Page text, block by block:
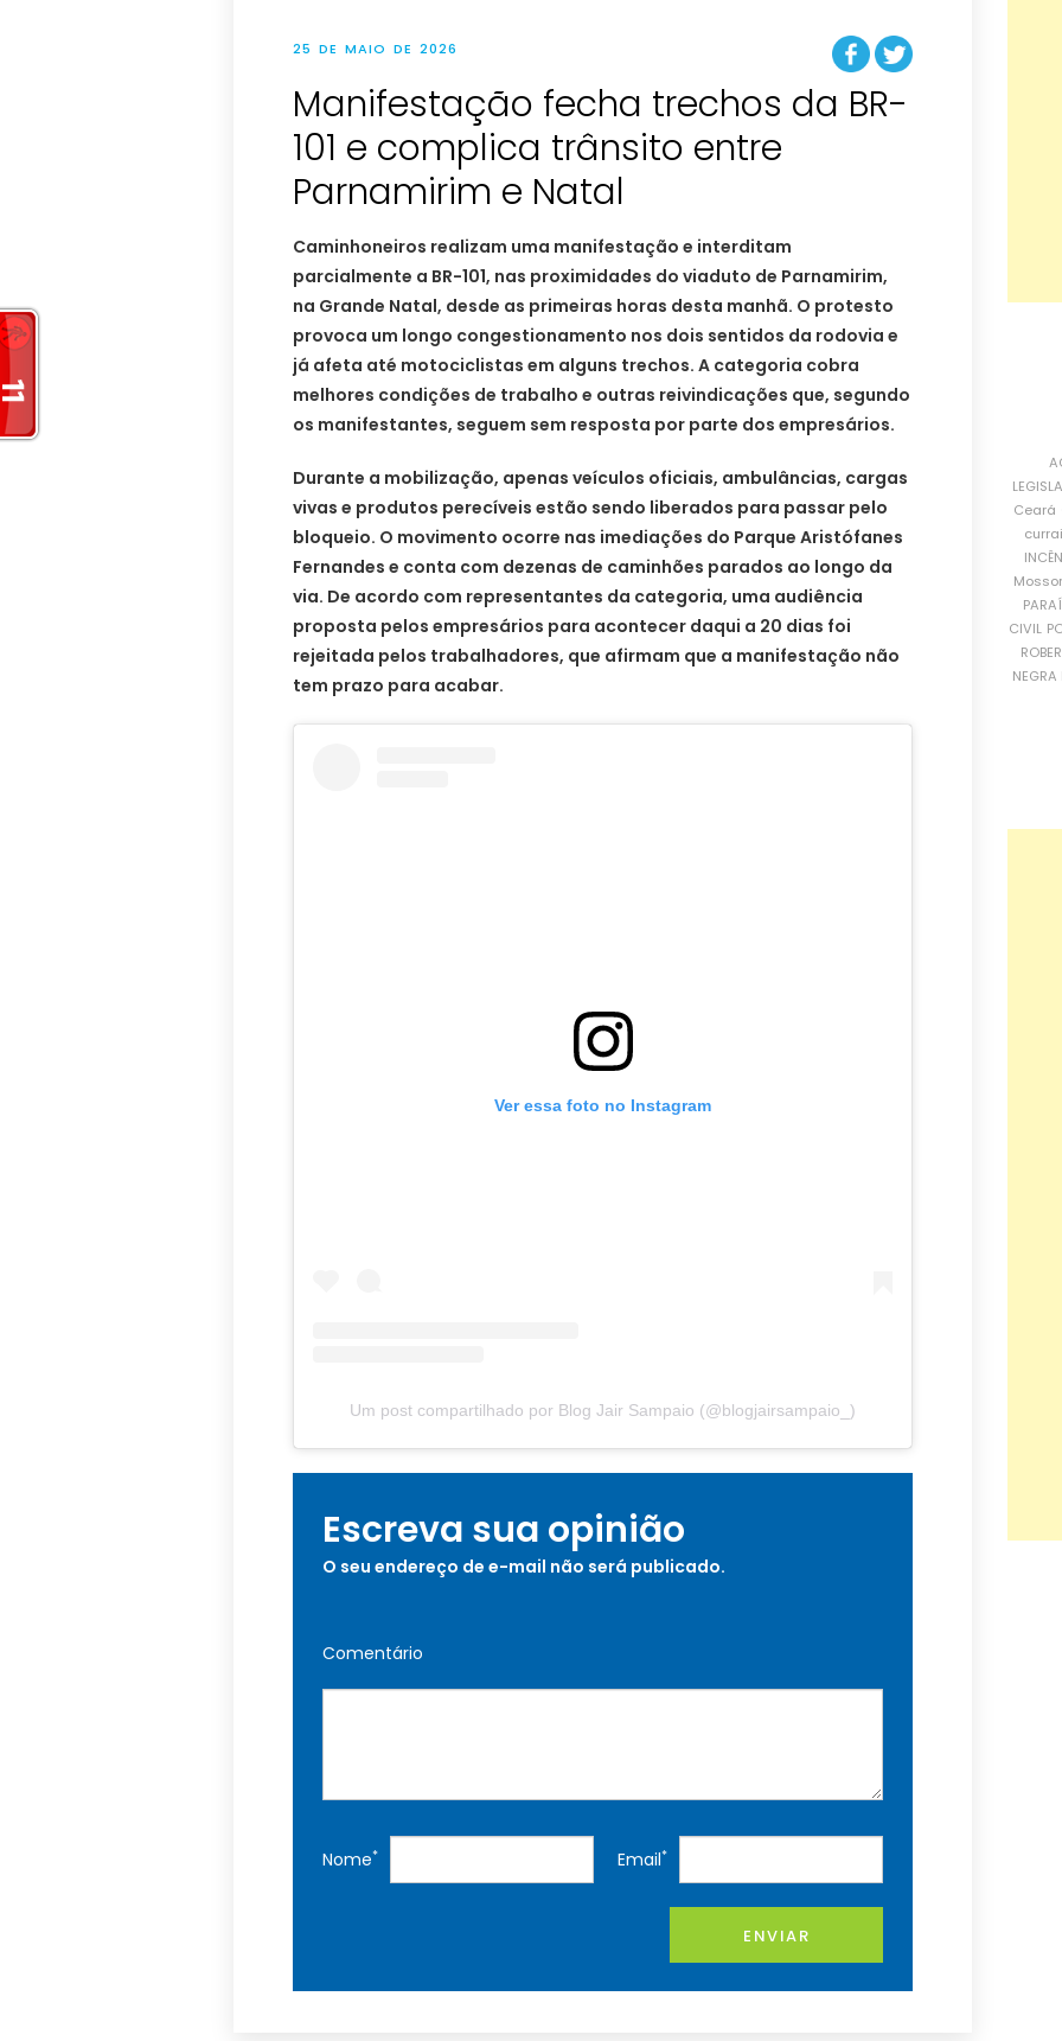
25 DE MAIO DE 2026
Manifestação fecha trechos da BR-
101 e complica trânsito entre
Parnamirim e Natal
Caminhoneiros realizam uma manifestação e interditam
parcialmente a BR-101, nas proximidades do viaduto de Parnamirim,
na Grande Natal, desde as primeiras horas desta manhã. O protesto
provoca um longo congestionamento nos dois sentidos da rodovia e
já afeta até motociclistas em alguns trechos. A categoria cobra
melhores condições de trabalho e outras reivindicações que, segundo
os manifestantes, seguem sem resposta por parte dos empresários.
Durante a mobilização, apenas veículos oficiais, ambulâncias, cargas
vivas e produtos perecíveis estão sendo liberados para passar pelo
bloqueio. O movimento ocorre nas imediações do Parque Aristófanes
Fernandes e conta com dezenas de caminhões parados ao longo da
via. De acordo com representantes da categoria, uma audiência
proposta pelos empresários para acontecer daqui a 20 dias foi
rejeitada pelos trabalhadores, que afirmam que a manifestação não
tem prazo para acabar.
Ver essa foto no Instagram
Um post compartilhado por Blog Jair Sampaio (@blogjairsampaio_)
Escreva sua opinião
O seu endereço de e-mail não será publicado.
Comentário
Nome* Email*
ENVIAR
Ceará
CIVIL
NEGRA